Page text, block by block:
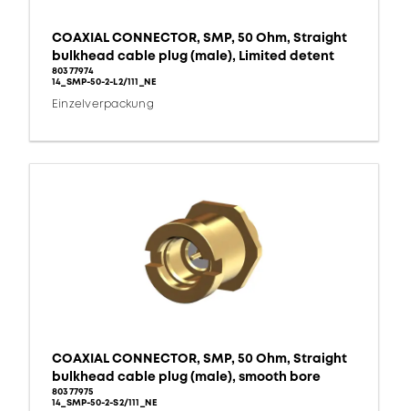
COAXIAL CONNECTOR, SMP, 50 Ohm, Straight
bulkhead cable plug (male), Limited detent
80377974
14_SMP-50-2-L2/111_NE
Einzelverpackung
COAXIAL CONNECTOR, SMP, 50 Ohm, Straight
bulkhead cable plug (male), smooth bore
80377975
14_SMP-50-2-S2/111_NE